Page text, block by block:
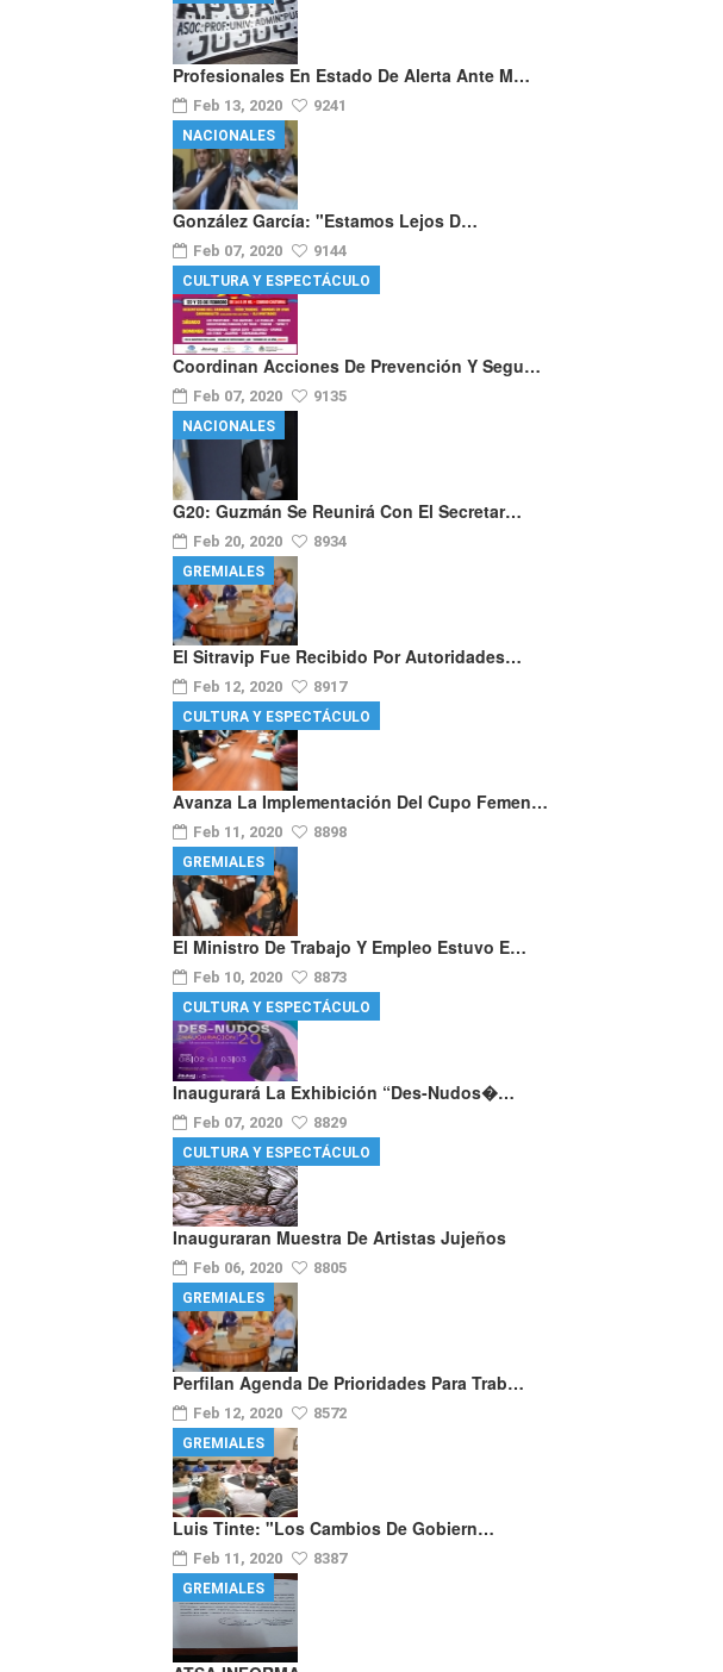
Profesionales En Estado De Alerta Ante M…
Feb 13, 2020 9241
González García: "Estamos Lejos D…
Feb 07, 2020 9144
NACIONALES
Coordinan Acciones De Prevención Y Segu…
Feb 07, 2020 9135
CULTURA Y ESPECTÁCULO
G20: Guzmán Se Reunirá Con El Secretar…
Feb 20, 2020 8934
NACIONALES
El Sitravip Fue Recibido Por Autoridades…
Feb 12, 2020 8917
GREMIALES
Avanza La Implementación Del Cupo Femen…
Feb 11, 2020 8898
CULTURA Y ESPECTÁCULO
El Ministro De Trabajo Y Empleo Estuvo E…
Feb 10, 2020 8873
GREMIALES
Inaugurará La Exhibición “Des-Nudos�…
Feb 07, 2020 8829
CULTURA Y ESPECTÁCULO
Inauguraran Muestra De Artistas Jujeños
Feb 06, 2020 8805
CULTURA Y ESPECTÁCULO
Perfilan Agenda De Prioridades Para Trab…
Feb 12, 2020 8572
GREMIALES
Luis Tinte: "los Cambios De Gobiern…
Feb 11, 2020 8387
GREMIALES
GREMIALES